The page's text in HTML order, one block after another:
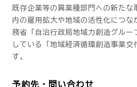
既存企業等の異業種部門への新たな
内の雇用拡大や地域の活性化につな
務省「 自治行政局地域力創造グルー
している「地域経済循環創造事業交
す。
予約先・問い合わせ